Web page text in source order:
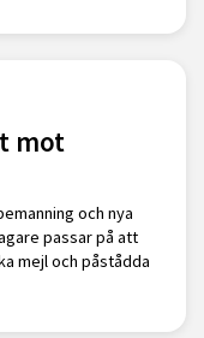
mot
och nya
passar på att
mejl och påstådda